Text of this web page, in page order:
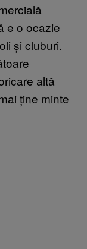
e o ocazie
și cluburi.
altă
ține minte